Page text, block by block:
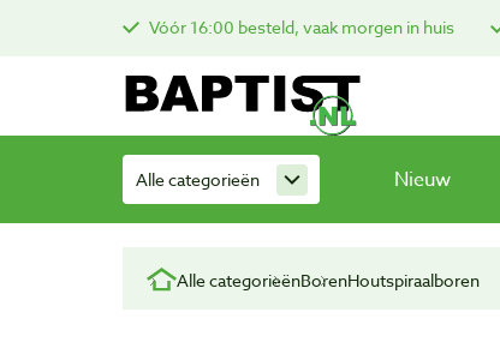
Vóór 16:00 besteld, vaak morgen in huis
Alle categorieën Nieuw
Alle categorieënBorenHoutspiraalboren